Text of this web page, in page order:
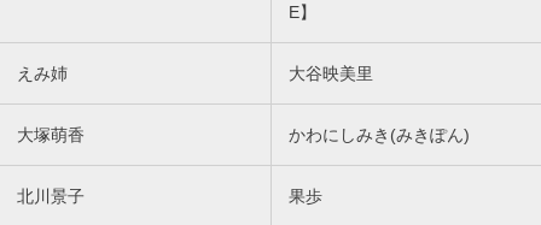
E】
えみ姉 大谷映美里
大塚萌香 かわにしみき(みきぽん)
北川景子 果歩